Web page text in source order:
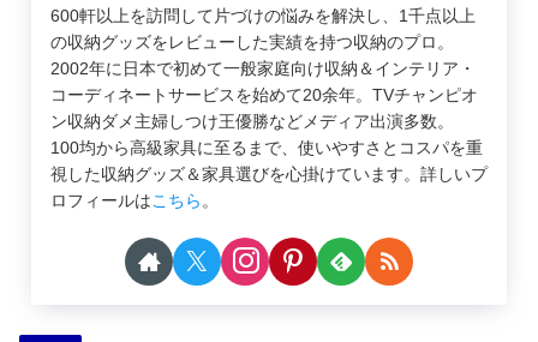
600軒以上を訪問して片づけの悩みを解決し、1千点以上
の収納グッズをレビューした実績を持つ収納のプロ。
2002年に日本で初めて一般家庭向け収納＆インテリア・
コーディネートサービスを始めて20余年。TVチャンピオ
ン収納ダメ主婦しつけ王優勝などメディア出演多数。
100均から高級家具に至るまで、使いやすさとコスパを重
視した収納グッズ＆家具選びを心掛けています。詳しいプ
ロフィールはこちら。